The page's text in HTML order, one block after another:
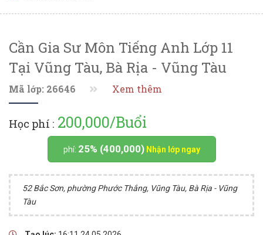
Cần Gia Sư Môn Tiếng Anh Lớp 11
Tại Vũng Tàu, Bà Rịa - Vũng Tàu
Mã lớp: 26646 Xem thêm
Học phí : 200,000/Buổi
phí: 25% (400,000) Nhận lớp ngay
52 Bắc Sơn, phường Phước Thắng, Vũng Tàu, Bà Rịa - Vũng
Tàu